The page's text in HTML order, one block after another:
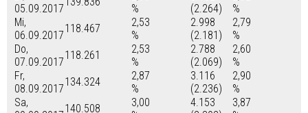
05.09.2017
%
(2.264)
%
Mi,
06.09.2017
118.467
2,53
%
2.998
(2.181)
2,79
%
Do,
07.09.2017
118.261
2,53
%
2.788
(2.069)
2,60
%
Fr,
08.09.2017
134.324
2,87
%
3.116
(2.236)
2,90
%
Sa,
140.508
3,00
4.153
3,87